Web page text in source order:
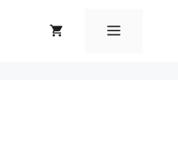
Menú